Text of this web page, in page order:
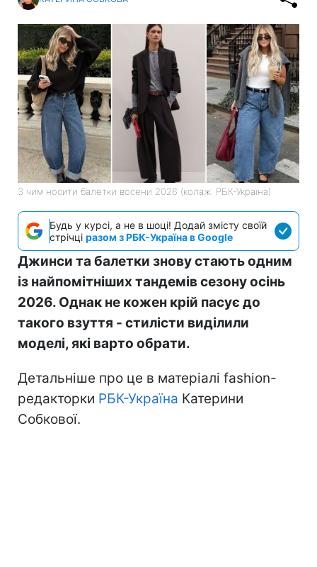
З чим носити балетки восени 2026 (колаж: РБК-Україна)
Будь у курсі, а не в шоці! Додай змісту своїй
стрічці разом з РБК-Україна в Google
Джинси та балетки знову стають одним
із найпомітніших тандемів сезону осінь
2026. Однак не кожен крій пасує до
такого взуття - стилісти виділили
моделі, які варто обрати.
Детальніше про це в матеріалі fashion-
редакторки РБК-Україна Катерини
Собкової.